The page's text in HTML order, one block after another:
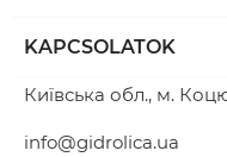
KAPCSOLATOK
Київська обл., м.
info@gidrolica.ua